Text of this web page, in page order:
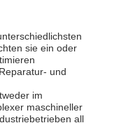
sie ein oder
und
im
maschineller
all